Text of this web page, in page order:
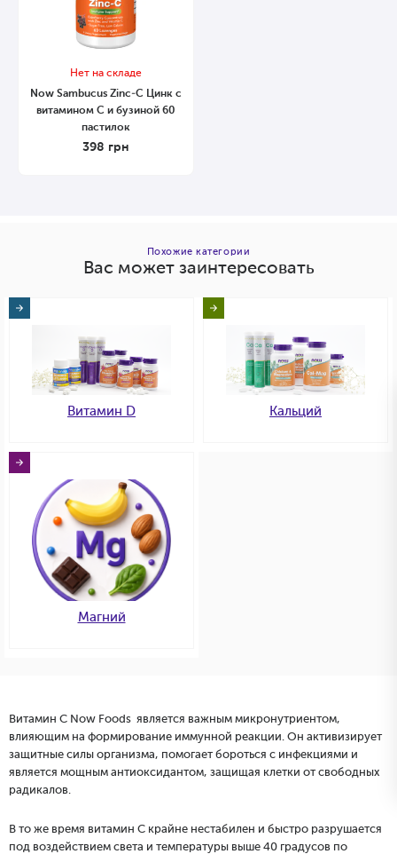
Нет на складе
Now Sambucus Zinc-C Цинк с
витамином С и бузиной 60
пастилок
398 грн
Похожие категории
Вас может заинтересовать
Витамин D Кальций
Магний
Витамин С Now Foods является важным микронутриентом,
влияющим на формирование иммунной реакции. Он активизирует
защитные силы организма, помогает бороться с инфекциями и
является мощным антиоксидантом, защищая клетки от свободных
радикалов.
В то же время витамин С крайне нестабилен и быстро разрушается
под воздействием света и температуры выше 40 градусов по